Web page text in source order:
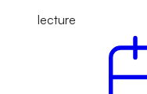
lecture